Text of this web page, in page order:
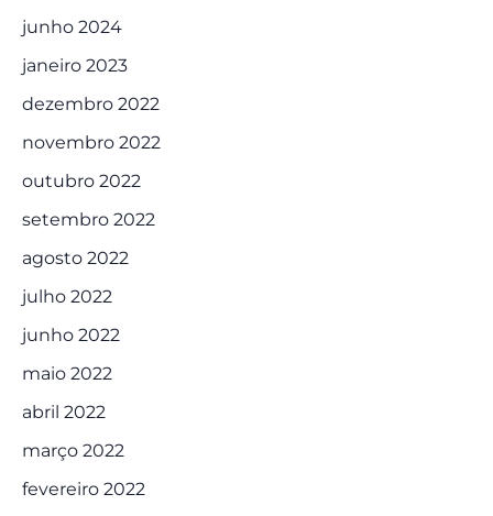
junho 2024
janeiro 2023
dezembro 2022
novembro 2022
outubro 2022
setembro 2022
agosto 2022
julho 2022
junho 2022
maio 2022
abril 2022
março 2022
fevereiro 2022